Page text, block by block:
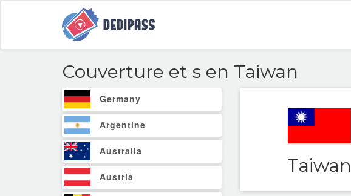
Couverture et s en Taiwan
Germany
Argentine
Australia
Austria Taiwan